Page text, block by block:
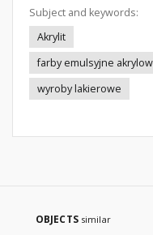
Subject and keywords:
Akrylit
farby emulsyjne
wyroby lakierowe
OBJECTS similar